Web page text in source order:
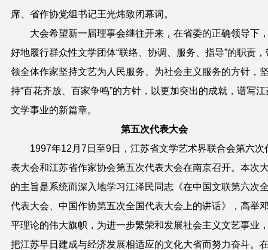
席、省作协党组书记王光炜致闭幕词。
大会希望新一届理事会继往开来，在省委的正确领导下
好地履行群众性文学团体“联络、协调、服务、指导”的职责，
领全体作家坚持文艺为人民服务、为社会主义服务的方针，
持“百花齐放、百家争鸣”的方针，以更加突出的成就，谱写江
文学事业的新篇章。
第五次代表大会
1997年12月7日至9日，江苏省文学艺术界联合会第六次
表大会和江苏省作家协会第五次代表大会在南京召开。本次
的主旨是系统而深入地学习江泽民同志《在中国文联第六次
代表大会、中国作协第五次全国代表大会上的讲话》，高举
平理论的伟大旗帜，为进一步繁荣和发展社会主义文艺事业
把江苏早日建成与经济发展相适应的文化大省而努力奋斗。